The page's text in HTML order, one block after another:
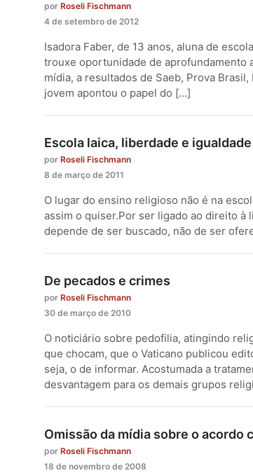
por Roseli Fischmann
4 de setembro de 2012
Isadora Faber, de 13 anos, aluna de
trouxe oportunidade de aprofundamento
mídia, a resultados de Saeb, Prova
jovem apontou o papel do […]
Escola laica, liberdade e igualdade
por Roseli Fischmann
8 de março de 2011
O lugar do ensino religioso não é na
assim o quiser.Por ser ligado ao direito
depende de ser buscado, não de ser
De pecados e crimes
por Roseli Fischmann
30 de março de 2010
O noticiário sobre pedofilia, atingindo
que chocam, que o Vaticano publicou
seja, o de informar. Acostumada a
desvantagem para os demais grupos
Omissão da mídia sobre o acordo
por Roseli Fischmann
18 de novembro de 2008